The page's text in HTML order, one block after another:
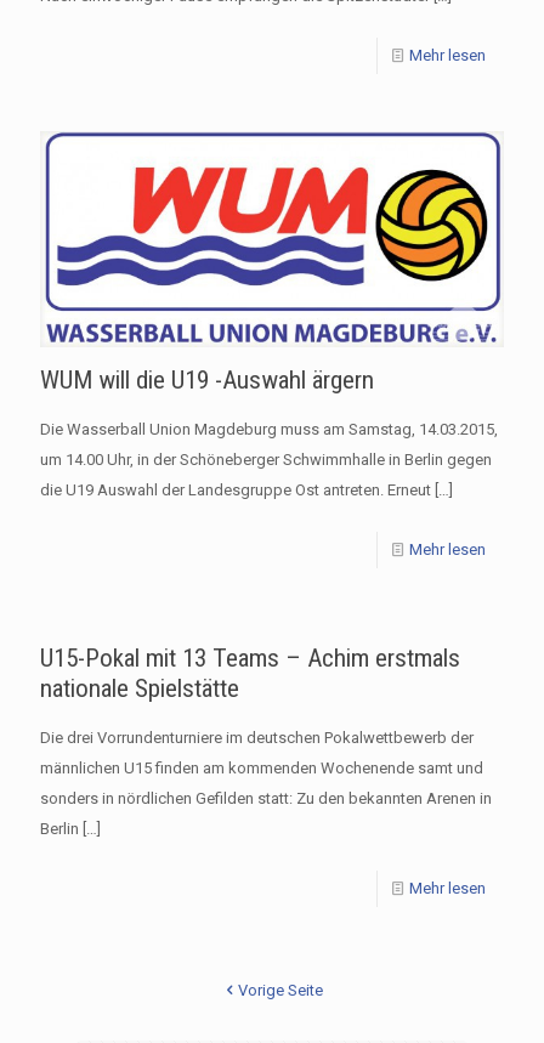
Mehr lesen
WUM will die U19 -Auswahl ärgern
Die Wasserball Union Magdeburg muss am Samstag, 14.03.2015,
um 14.00 Uhr, in der Schöneberger Schwimmhalle in Berlin gegen
die U19 Auswahl der Landesgruppe Ost antreten. Erneut […]
Mehr lesen
U15-Pokal mit 13 Teams – Achim erstmals
nationale Spielstätte
Die drei Vorrundenturniere im deutschen Pokalwettbewerb der
männlichen U15 finden am kommenden Wochenende samt und
sonders in nördlichen Gefilden statt: Zu den bekannten Arenen in
Berlin […]
Mehr lesen
Vorige Seite